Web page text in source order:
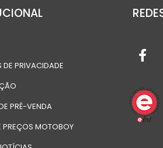
DE PRIVACIDADE
PRÉ-VENDA
PREÇOS MOTOBOY